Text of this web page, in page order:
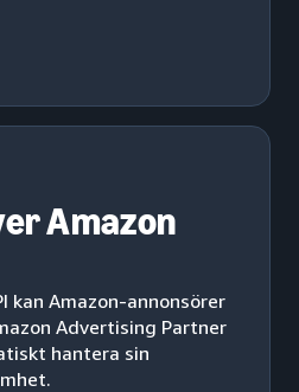
Amazon
kan Amazon-annonsörer
Advertising Partner
hantera sin